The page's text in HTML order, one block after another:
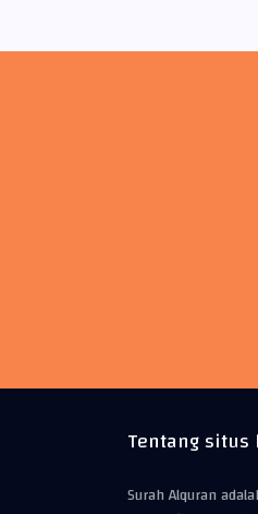
Tentang situs
Surah Alquran